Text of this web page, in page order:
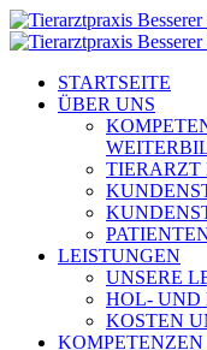
Zum
Inhalt
STARTSEITE
ÜBER UNS
TIERARZT
LEISTUNGEN
UNSERE
HOL- UND
KOSTEN
KOMPETENZEN